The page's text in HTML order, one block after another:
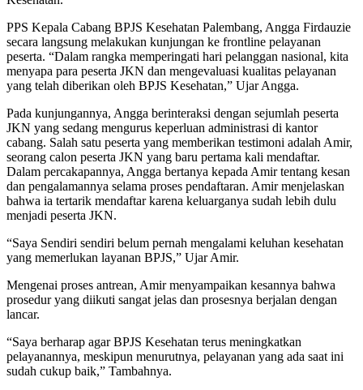
PPS Kepala Cabang BPJS Kesehatan Palembang, Angga Firdauzie
secara langsung melakukan kunjungan ke frontline pelayanan
peserta. “Dalam rangka memperingati hari pelanggan nasional, kita
menyapa para peserta JKN dan mengevaluasi kualitas pelayanan
yang telah diberikan oleh BPJS Kesehatan,” Ujar Angga.
Pada kunjungannya, Angga berinteraksi dengan sejumlah peserta
JKN yang sedang mengurus keperluan administrasi di kantor
cabang. Salah satu peserta yang memberikan testimoni adalah Amir,
seorang calon peserta JKN yang baru pertama kali mendaftar.
Dalam percakapannya, Angga bertanya kepada Amir tentang kesan
dan pengalamannya selama proses pendaftaran. Amir menjelaskan
bahwa ia tertarik mendaftar karena keluarganya sudah lebih dulu
menjadi peserta JKN.
“Saya Sendiri sendiri belum pernah mengalami keluhan kesehatan
yang memerlukan layanan BPJS,” Ujar Amir.
Mengenai proses antrean, Amir menyampaikan kesannya bahwa
prosedur yang diikuti sangat jelas dan prosesnya berjalan dengan
lancar.
“Saya berharap agar BPJS Kesehatan terus meningkatkan
pelayanannya, meskipun menurutnya, pelayanan yang ada saat ini
sudah cukup baik,” Tambahnya.